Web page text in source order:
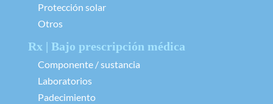
Protección solar
Otros
Rx | Bajo prescripción médica
Componente / sustancia
Laboratorios
Padecimiento